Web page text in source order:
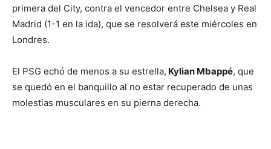
primera del City, contra el vencedor entre Chelsea y Real
Madrid (1-1 en la ida), que se resolverá este miércoles en
Londres.
El PSG echó de menos a su estrella, Kylian Mbappé, que
se quedó en el banquillo al no estar recuperado de unas
molestias musculares en su pierna derecha.